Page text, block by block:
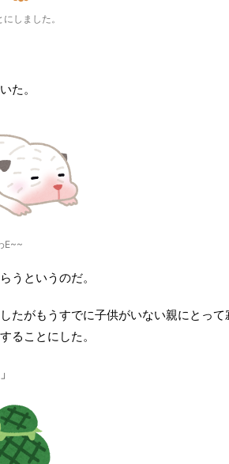
しました。
た。
E~~
うというのだ。
たがもうすでに子供がいない親にとって
ることにした。